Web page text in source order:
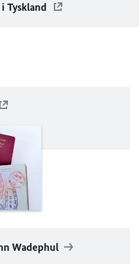
Tyskland
Wadephul